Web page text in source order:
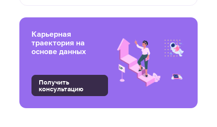
Карьерная
траектория на
основе данных
Получить
консультацию